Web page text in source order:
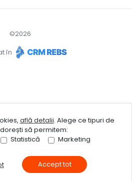
©2026
în
află detalii. Alege ce tipuri de
să permitem:
Statistică Marketing
Accept tot